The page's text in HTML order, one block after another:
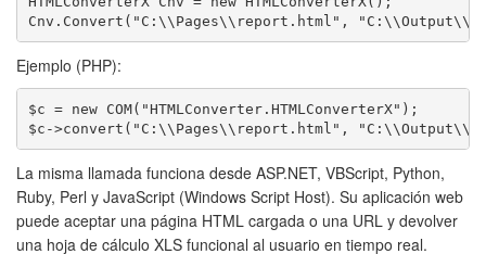
Cnv.Convert("C:\\Pages\\report.html",
Ejemplo (PHP):
$c = new COM("HTMLConverter.HTMLConverterX");
$c->convert("C:\\Pages\\report.html",
La misma llamada funciona desde ASP.NET, VBScript, Python,
Ruby, Perl y JavaScript (Windows Script Host). Su aplicación web
puede aceptar una página HTML cargada o una URL y devolver
una hoja de cálculo XLS funcional al usuario en tiempo real.